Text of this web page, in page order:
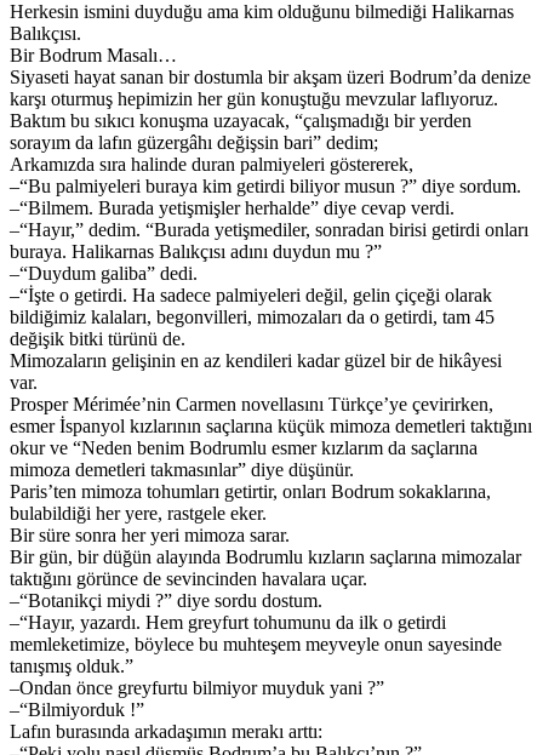
Herkesin ismini duyduğu ama kim olduğunu bilmediği Halikarnas
Balıkçısı.
Bir Bodrum Masalı…
Siyaseti hayat sanan bir dostumla bir akşam üzeri Bodrum’da denize
karşı oturmuş hepimizin her gün konuştuğu mevzular laflıyoruz.
Baktım bu sıkıcı konuşma uzayacak, “çalışmadığı bir yerden
sorayım da lafın güzergâhı değişsin bari” dedim;
Arkamızda sıra halinde duran palmiyeleri göstererek,
–“Bu palmiyeleri buraya kim getirdi biliyor musun ?” diye sordum.
–“Bilmem. Burada yetişmişler herhalde” diye cevap verdi.
–“Hayır,” dedim. “Burada yetişmediler, sonradan birisi getirdi onları
buraya. Halikarnas Balıkçısı adını duydun mu ?”
–“Duydum galiba” dedi.
–“İşte o getirdi. Ha sadece palmiyeleri değil, gelin çiçeği olarak
bildiğimiz kalaları, begonvilleri, mimozaları da o getirdi, tam 45
değişik bitki türünü de.
Mimozaların gelişinin en az kendileri kadar güzel bir de hikâyesi
var.
Prosper Mérimée’nin Carmen novellasını Türkçe’ye çevirirken,
esmer İspanyol kızlarının saçlarına küçük mimoza demetleri taktığını
okur ve “Neden benim Bodrumlu esmer kızlarım da saçlarına
mimoza demetleri takmasınlar” diye düşünür.
Paris’ten mimoza tohumları getirtir, onları Bodrum sokaklarına,
bulabildiği her yere, rastgele eker.
Bir süre sonra her yeri mimoza sarar.
Bir gün, bir düğün alayında Bodrumlu kızların saçlarına mimozalar
taktığını görünce de sevincinden havalara uçar.
–“Botanikçi miydi ?” diye sordu dostum.
–“Hayır, yazardı. Hem greyfurt tohumunu da ilk o getirdi
memleketimize, böylece bu muhteşem meyveyle onun sayesinde
tanışmış olduk.”
–Ondan önce greyfurtu bilmiyor muyduk yani ?”
–“Bilmiyorduk !”
Lafın burasında arkadaşımın merakı arttı: